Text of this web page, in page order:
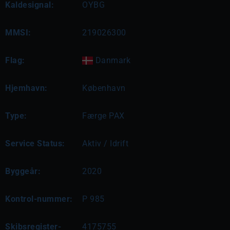
Kaldesignal: OYBG
MMSI: 219026300
Flag: Danmark
Hjemhavn: København
Type: Færge PAX
Service Status: Aktiv / Idrift
Byggeår: 2020
Kontrol-nummer: P 985
Skibsregister- 4175755